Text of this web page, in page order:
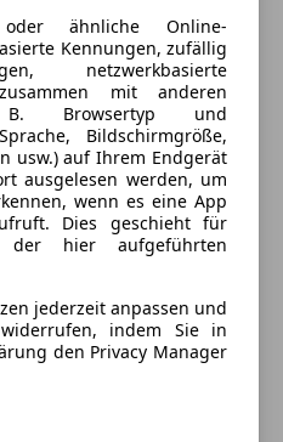
Schwarz
Alcantara
abnehmbar)
Discover Media
USB)
Kunststoff in
Antriebs-
oder ähnliche Online-
Kennungen, zufällig
netzwerkbasierte
mit anderen
Browsertyp und
Bildschirmgröße,
usw.) auf Ihrem Endgerät
ausgelesen werden, um
wenn es eine App
Dies geschieht für
hier aufgeführten
jederzeit anpassen und
indem Sie in
den Privacy Manager